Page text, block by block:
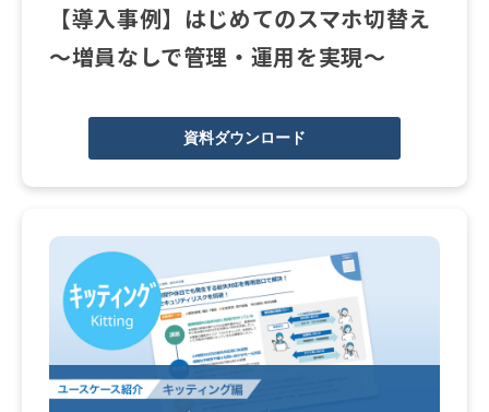
【導入事例】はじめてのスマホ切替え
～増員なしで管理・運用を実現～
資料ダウンロード